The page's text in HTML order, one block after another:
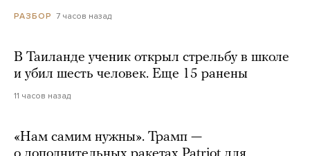
РАЗБОР 7 часов назад
В Таиланде ученик открыл стрельбу в школе
и убил шесть человек. Еще 15 ранены
11 часов назад
«Нам самим нужны». Трамп —